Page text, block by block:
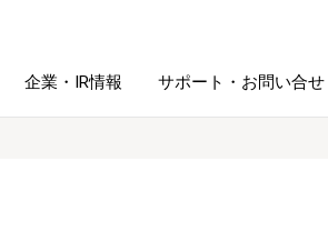
企業・IR情報 サポート・お問い合せ